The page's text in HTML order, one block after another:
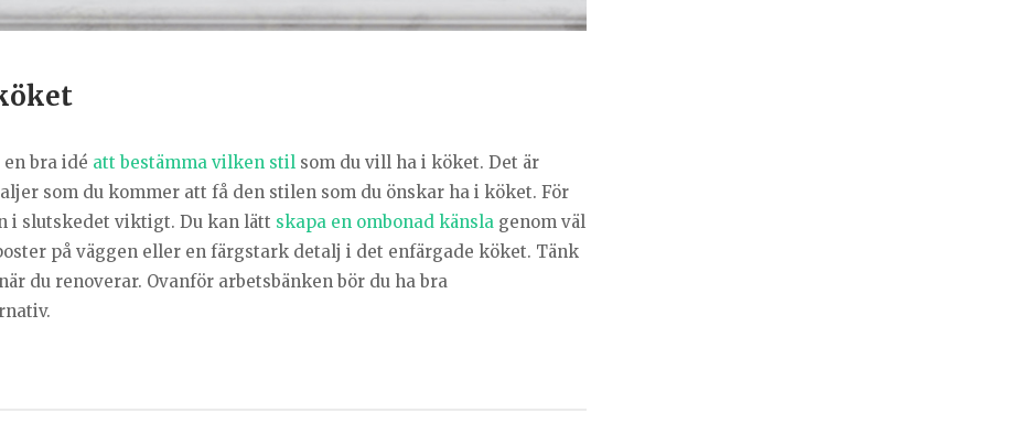
bra idé att bestämma vilken stil som du vill ha i köket. Det är
som du kommer att få den stilen som du önskar ha i köket. För
i slutskedet viktigt. Du kan lätt skapa en ombonad känsla genom väl
på väggen eller en färgstark detalj i det enfärgade köket. Tänk
du renoverar. Ovanför arbetsbänken bör du ha bra